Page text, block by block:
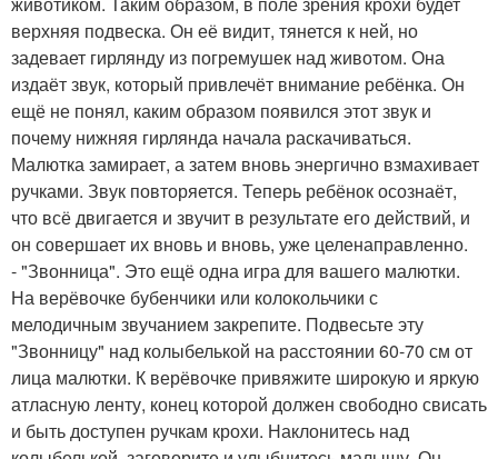
верхняя подвеска. Он её видит, тянется к ней, но
задевает гирлянду из погремушек над животом. Она
издаёт звук, который привлечёт внимание ребёнка. Он
ещё не понял, каким образом появился этот звук и
почему нижняя гирлянда начала раскачиваться.
Малютка замирает, а затем вновь энергично взмахивает
ручками. Звук повторяется. Теперь ребёнок осознаёт,
что всё двигается и звучит в результате его действий, и
он совершает их вновь и вновь, уже целенаправленно.
- "Звонница". Это ещё одна игра для вашего малютки.
На верёвочке бубенчики или колокольчики с
мелодичным звучанием закрепите. Подвесьте эту
"Звонницу" над колыбелькой на расстоянии 60-70 см от
лица малютки. К верёвочке привяжите широкую и яркую
атласную ленту, конец которой должен свободно свисать
и быть доступен ручкам крохи. Наклонитесь над